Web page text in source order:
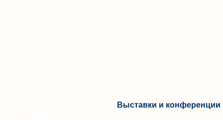
Выставки и конференции